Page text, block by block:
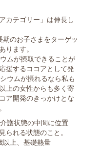
カテゴリー」は伸長し
のお子さまをターゲッ
ります。
ムが摂取できることが
援するココアとして発
ウムが摂れるなら私も
上の女性からも多く寄
ア開発のきっかけとな
護状態の中間に位置
られる状態のこと。
上、基礎熱量